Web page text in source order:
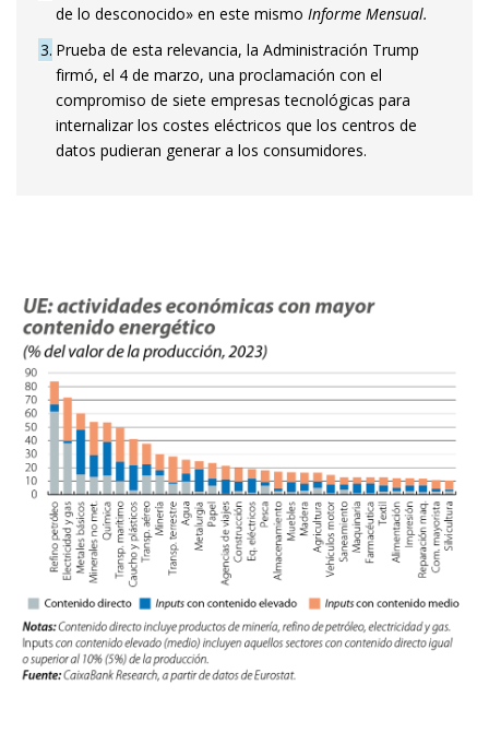
de lo desconocido» en este mismo Informe Mensual.
3 Prueba de esta relevancia, la Administración Trump
firmó, el 4 de marzo, una proclamación con el
compromiso de siete empresas tecnológicas para
internalizar los costes eléctricos que los centros de
datos pudieran generar a los consumidores.